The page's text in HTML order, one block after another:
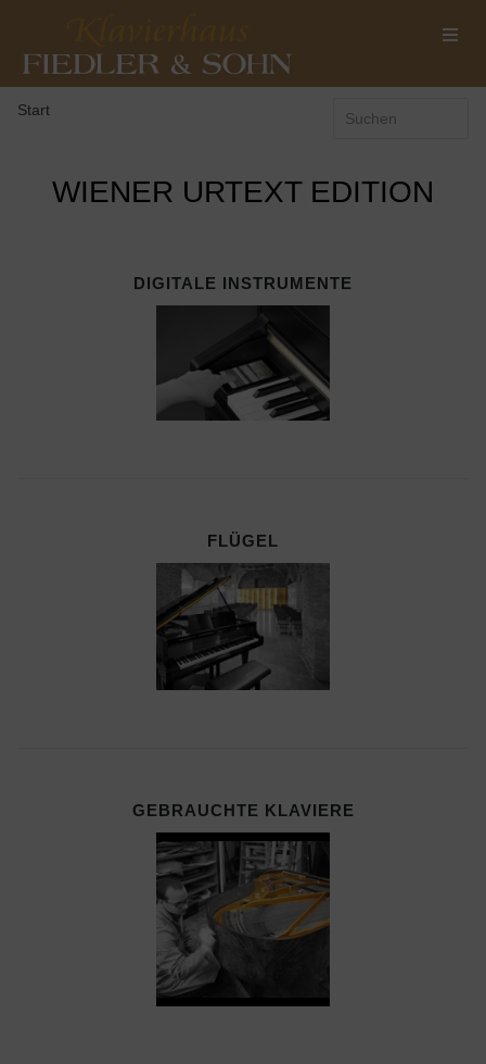
Start
WIENER URTEXT EDITION
DIGITALE INSTRUMENTE
FLÜGEL
GEBRAUCHTE KLAVIERE